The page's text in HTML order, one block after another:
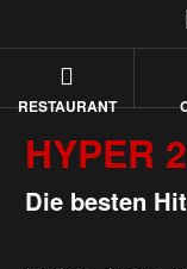
RESTAURANT
HYPER
Die besten